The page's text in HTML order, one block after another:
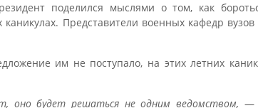
поделился мыслями о том, как
Представители военных кафедр вузов
им не поступало, на этих летних
оно будет решаться не одним ведомством, —